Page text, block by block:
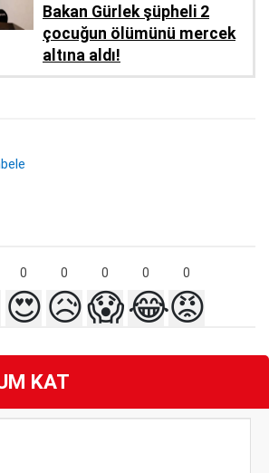
Bakan Gürlek şüpheli 2
çocuğun ölümünü mercek
altına aldı!
0 0 0 0 0
😍😥😱😂😡
KAT